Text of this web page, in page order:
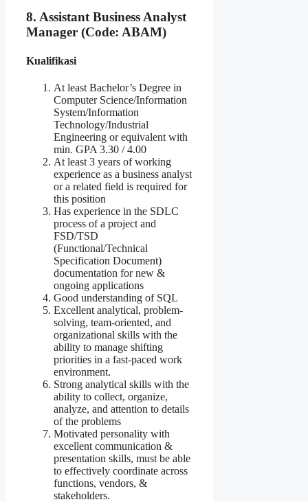
8. Assistant Business Analyst
Manager (Code: ABAM)
Kualifikasi
At least Bachelor’s Degree in
Computer Science/Information
System/Information
Technology/Industrial
Engineering or equivalent with
min. GPA 3.30 / 4.00
At least 3 years of working
experience as a business analyst
or a related field is required for
this position
Has experience in the SDLC
process of a project and
FSD/TSD
(Functional/Technical
Specification Document)
documentation for new &
ongoing applications
Good understanding of SQL
Excellent analytical, problem-
solving, team-oriented, and
organizational skills with the
ability to manage shifting
priorities in a fast-paced work
environment.
Strong analytical skills with the
ability to collect, organize,
analyze, and attention to details
of the problems
Motivated personality with
excellent communication &
presentation skills, must be able
to effectively coordinate across
functions, vendors, &
stakeholders.